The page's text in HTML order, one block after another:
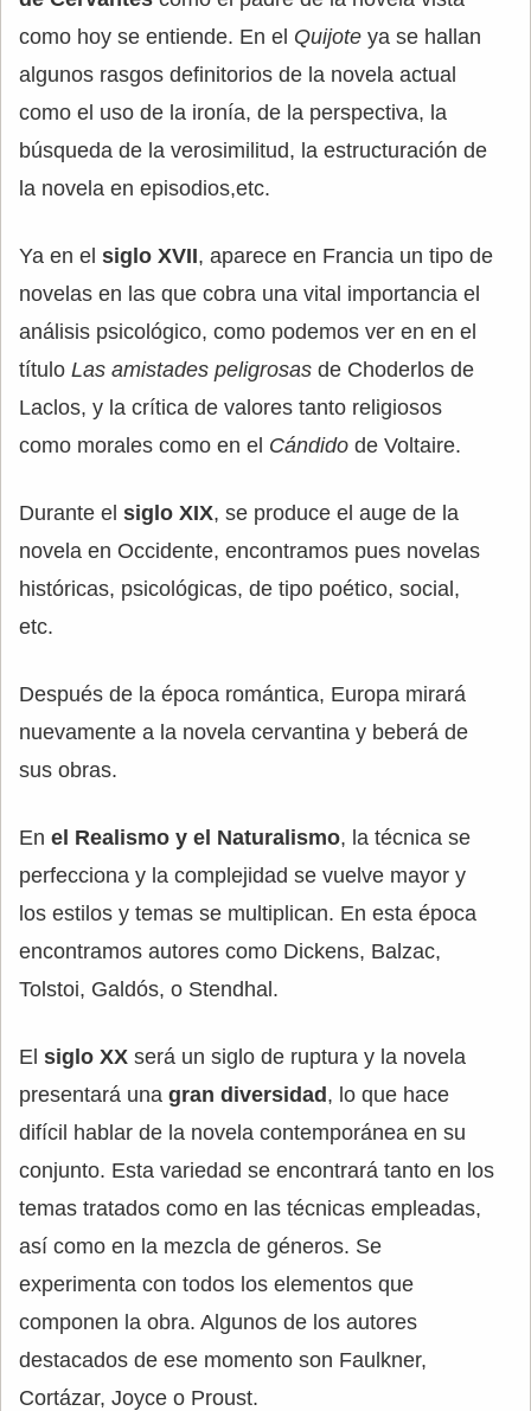
como hoy se entiende. En el Quijote ya se hallan
algunos rasgos definitorios de la novela actual
como el uso de la ironía, de la perspectiva, la
búsqueda de la verosimilitud, la estructuración de
la novela en episodios,etc.
Ya en el siglo XVII, aparece en Francia un tipo de
novelas en las que cobra una vital importancia el
análisis psicológico, como podemos ver en en el
título Las amistades peligrosas de Choderlos de
Laclos, y la crítica de valores tanto religiosos
como morales como en el Cándido de Voltaire.
Durante el siglo XIX, se produce el auge de la
novela en Occidente, encontramos pues novelas
históricas, psicológicas, de tipo poético, social,
etc.
Después de la época romántica, Europa mirará
nuevamente a la novela cervantina y beberá de
sus obras.
En el Realismo y el Naturalismo, la técnica se
perfecciona y la complejidad se vuelve mayor y
los estilos y temas se multiplican. En esta época
encontramos autores como Dickens, Balzac,
Tolstoi, Galdós, o Stendhal.
El siglo XX será un siglo de ruptura y la novela
presentará una gran diversidad, lo que hace
difícil hablar de la novela contemporánea en su
conjunto. Esta variedad se encontrará tanto en los
temas tratados como en las técnicas empleadas,
así como en la mezcla de géneros. Se
experimenta con todos los elementos que
componen la obra. Algunos de los autores
destacados de ese momento son Faulkner,
Cortázar, Joyce o Proust.